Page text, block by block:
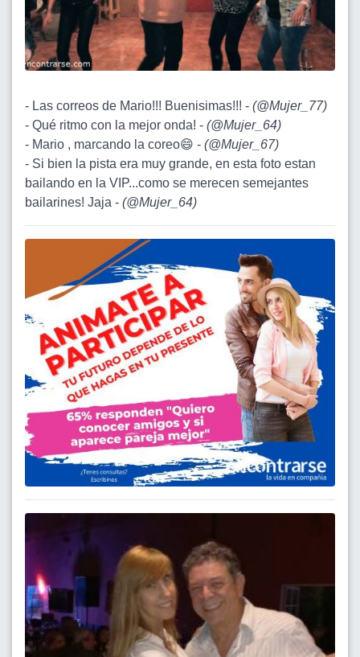
- Las correos de Mario!!! Buenisimas!!! - (@Mujer_77)
- Qué ritmo con la mejor onda! - (@Mujer_64)
- Mario , marcando la coreo😄 - (@Mujer_67)
- Si bien la pista era muy grande, en esta foto estan
bailando en la VIP...como se merecen semejantes
bailarines! Jaja - (@Mujer_64)